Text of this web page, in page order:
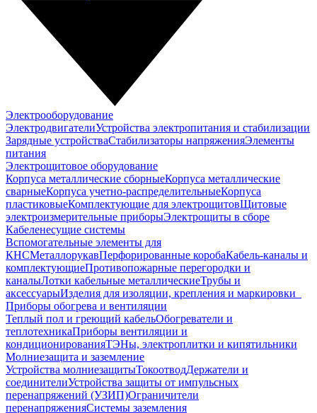
Электрооборудование
ЭлектродвигателиУстройства электропитания и стабилизации
Зарядные устройстваСтабилизаторы напряженияЭлементы
питания
Электрощитовое оборудование
Корпуса металлические сборныеКорпуса металлические
сварныеКорпуса учетно-распределительныеКорпуса
пластиковыеКомплектующие для электрощитовЩитовые
электроизмерительные приборыЭлектрощиты в сборе
Кабеленесущие системы
Вспомогательные элементы для
КНСМеталлорукавПерфорированные коробаКабель-каналы и
комплектующиеПротивопожарные перегородки и
каналыЛотки кабельные металлическиеТрубы и
аксессуарыИзделия для изоляции, крепления и маркировки
Приборы обогрева и вентиляции
Теплый пол и греющий кабельОбогреватели и
теплотехникаПриборы вентиляции и
кондиционированияТЭНы, электроплитки и кипятильники
Молниезащита и заземление
Устройства молниезащитыТокоотводДержатели и
соединителиУстройства защиты от импульсных
перенапряжений (УЗИП)Ограничители
перенапряженияСистемы заземления